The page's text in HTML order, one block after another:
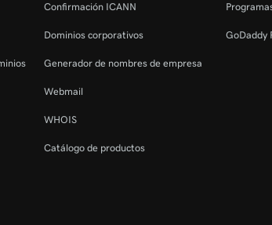
Confirmación ICANN
Dominios corporativos
Generador de nombres de empresa
Webmail
WHOIS
Catálogo de productos
GoDaddy